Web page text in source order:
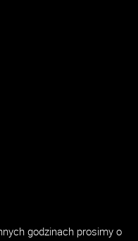
godzinach prosimy o